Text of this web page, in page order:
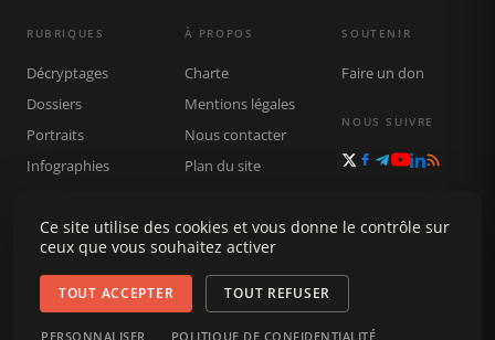
RUBRIQUES
Décryptages
Dossiers
Portraits
Infographies
Rechercher
À PROPOS
Charte
Mentions légales
Nous contacter
Plan du site
SOUTENIR
Faire un don
NOUS SUIVRE
© 2026 Observatoire du journalisme (OJIM) · Tous droits réservés ·
Ce site utilise des cookies et vous donne le contrôle sur
ceux que vous souhaitez activer
TOUT ACCEPTER TOUT REFUSER
PERSONNALISER POLITIQUE DE CONFIDENTIALITÉ